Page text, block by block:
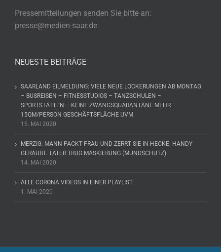
Pressemitteilungen senden Sie bitte an:
presse@medien-saar.de
NEUESTE BEITRÄGE
SAARLAND EILMELDUNG: VIELE NEUE LOCKERUNGEN AB MONTAG
– BUSREISEN – FITNESSTUDIOS – TANZSCHULEN –
SPORTSTÄTTEN – KEINE ZWANGSQUARANTÄNE MEHR –
15QM/PERSON GESCHÄFTSFLÄCHE UVM.
15. MAI 2020
MERZIG: MANN PACKT FRAU UND ZERRT SIE IN HECKE. HANDY
GERAUBT. TÄTER TRUG MASKIERUNG (MUNDSCHUTZ)
14. MAI 2020
ALLE CORONA VIDEOS IN EINER PLAYLIST.
1. MAI 2020